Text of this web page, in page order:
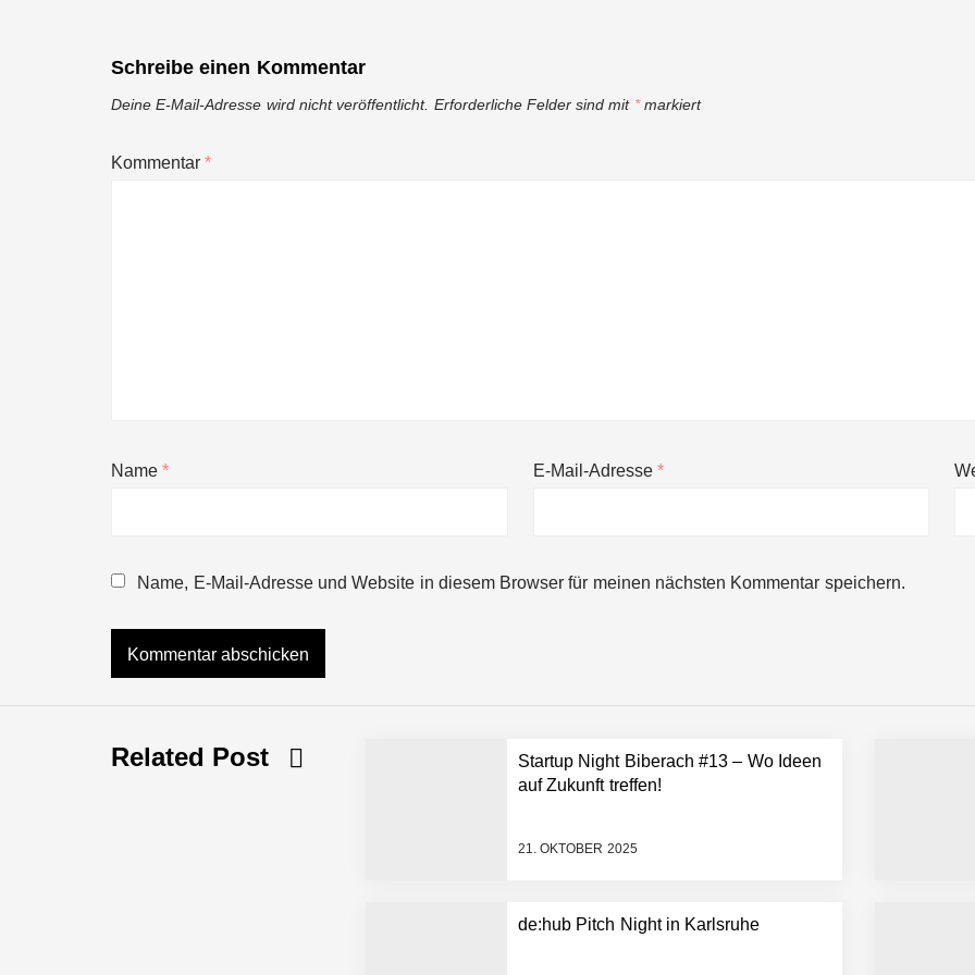
Schreibe einen Kommentar
Deine E-Mail-Adresse wird nicht veröffentlicht. Erforderliche Felder sind mit *markiert
Kommentar*
Name* E-Mail-Adresse *
Name, E-Mail-Adresse und Website in diesem Browser für meinen nächsten Kommentar speichern.
Related Post
Startup Night Biberach #13 – Wo Ideen
auf Zukunft treffen!
21. OKTOBER 2025
de:hub Pitch Night in Karlsruhe
Simulationsdienstleistung in Minuten statt Wochen: FiniteNow ermöglicht sofortige Angebotskalkulation für